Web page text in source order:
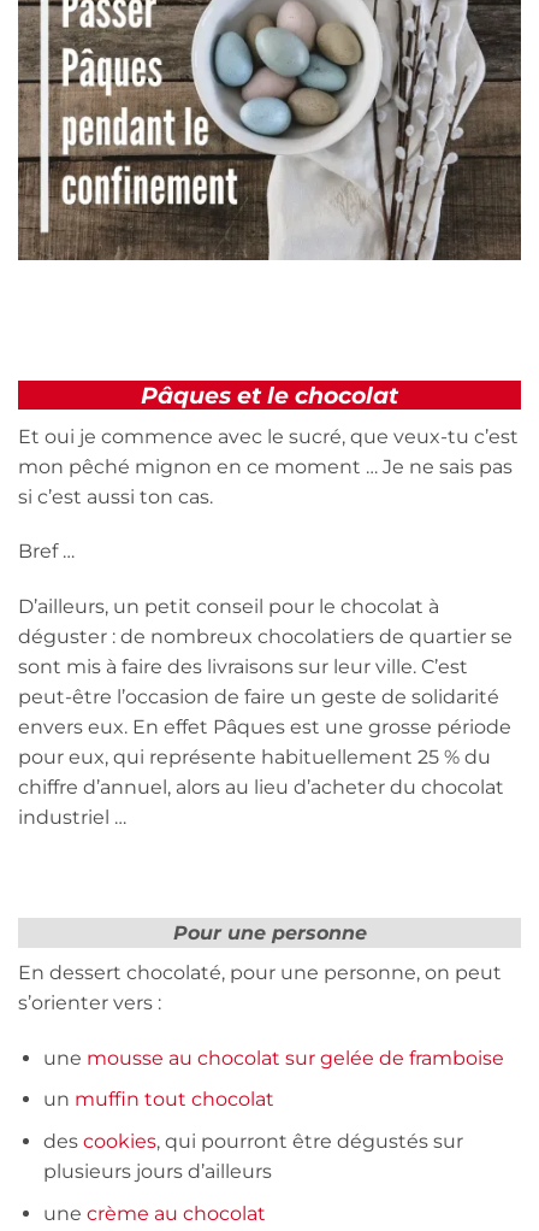
Pâques et le chocolat
Et oui je commence avec le sucré, que veux-tu c’est
mon pêché mignon en ce moment … Je ne sais pas
si c’est aussi ton cas.
Bref …
D’ailleurs, un petit conseil pour le chocolat à
déguster : de nombreux chocolatiers de quartier se
sont mis à faire des livraisons sur leur ville. C’est
peut-être l’occasion de faire un geste de solidarité
envers eux. En effet Pâques est une grosse période
pour eux, qui représente habituellement 25 % du
chiffre d’annuel, alors au lieu d’acheter du chocolat
industriel …
Pour une personne
En dessert chocolaté, pour une personne, on peut
s’orienter vers :
une mousse au chocolat sur gelée de framboise
un muffin tout chocolat
des cookies, qui pourront être dégustés sur
plusieurs jours d’ailleurs
une crème au chocolat